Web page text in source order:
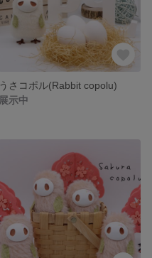
うさコポル(Rabbit copolu)
展示中